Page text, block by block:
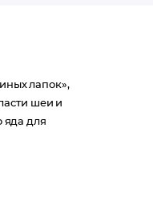
лапок»,
шеи и
яда для